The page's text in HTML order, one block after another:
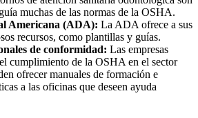
muchas de las normas de la OSHA.
Americana (ADA): La ADA ofrece a sus
recursos, como plantillas y guías.
de conformidad: Las empresas
cumplimiento de la OSHA en el sector
ofrecer manuales de formación e
a las oficinas que deseen ayuda